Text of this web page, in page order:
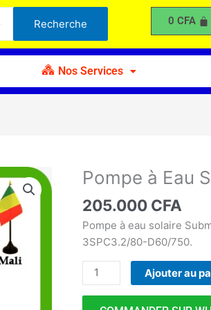
Recherche 0 CFA
Nos Services
Pompe à Eau
205.000 CFA
Pompe à eau solaire
3SPC3.2/80-D60/750.
quantité
Pompe
à
Eau
3SPC3.2
Ajouter au
3SPC3.2